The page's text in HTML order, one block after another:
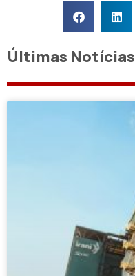
Últimas Notícias